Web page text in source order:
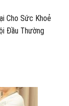
Cho Sức Khoẻ
Đầu Thường